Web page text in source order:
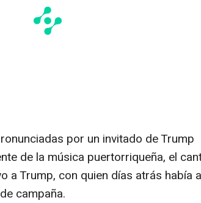
por un invitado de Trump
de la música puertorriqueña, el
a Trump, con quien días atrás había
campaña.